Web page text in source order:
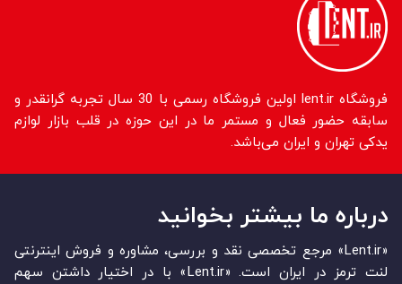
فروشگاه lent.ir اولین فروشگاه رسمی با 30 سال تجربه گرانقدر و
سابقه حضور فعال و مستمر ما در این حوزه در قلب بازار لوازم
یدکی تهران و ایران می‌باشد.
درباره ما بیشتر بخوانید
«Lent.ir» مرجع تخصصی نقد و بررسی، مشاوره و فروش اینترنتی
لنت ترمز در ایران است. «Lent.ir» با در اختیار داشتن سهم